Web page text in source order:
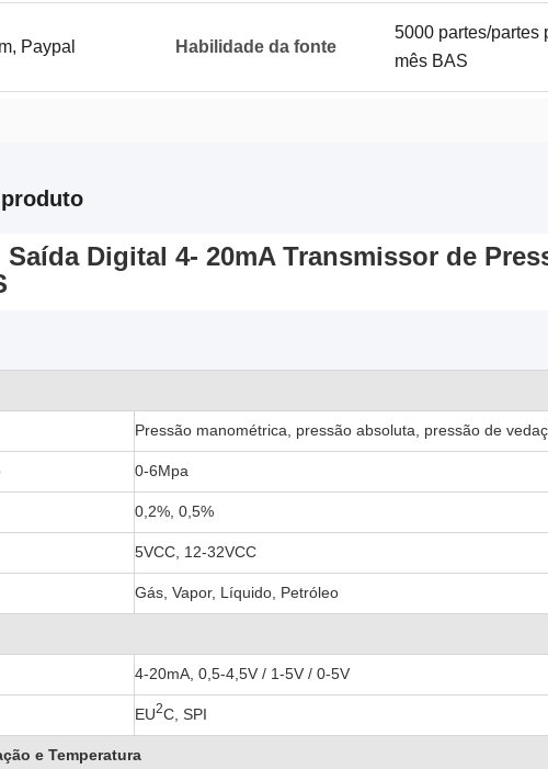
Paypal Habilidade da fonte
5000 partes/partes
mês BAS
Saída Digital 4- 20mA Transmissor de
Pressão manométrica, pressão absoluta, pressão de
0-6Mpa
0,2%, 0,5%
5VCC, 12-32VCC
Gás, Vapor, Líquido, Petróleo
4-20mA, 0,5-4,5V / 1-5V / 0-5V
EU2C, SPI
e Temperatura